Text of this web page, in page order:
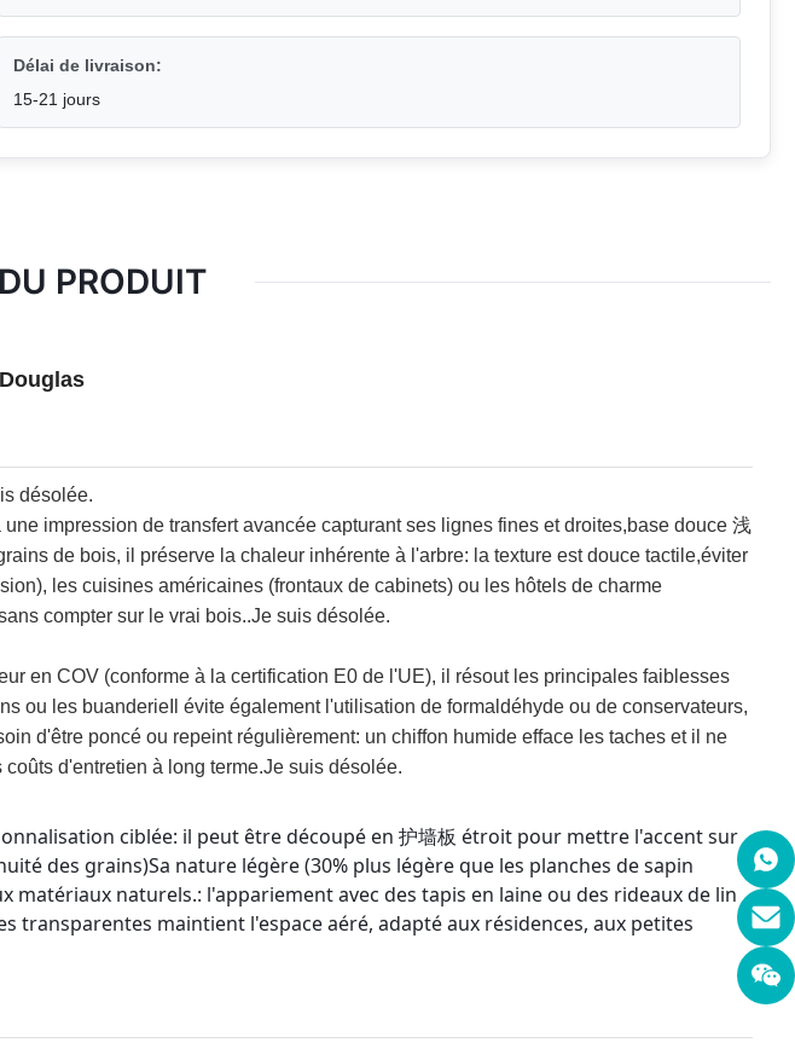
Délai de livraison:
15-21 jours
PRODUIT
désolée.
impression de transfert avancée capturant ses lignes fines et droites,base douce 浅
de bois, il préserve la chaleur inhérente à l'arbre: la texture est douce tactile,éviter
les cuisines américaines (frontaux de cabinets) ou les hôtels de charme
compter sur le vrai bois..Je suis désolée.
en COV (conforme à la certification E0 de l'UE), il résout les principales faiblesses
ou les buanderieIl évite également l'utilisation de formaldéhyde ou de conservateurs,
d'être poncé ou repeint régulièrement: un chiffon humide efface les taches et il ne
d'entretien à long terme.Je suis désolée.
ciblée: il peut être découpé en 护墙板 étroit pour mettre l'accent sur
des grains)Sa nature légère (30% plus légère que les planches de sapin
naturels.: l'appariement avec des tapis en laine ou des rideaux de lin
transparentes maintient l'espace aéré, adapté aux résidences, aux petites